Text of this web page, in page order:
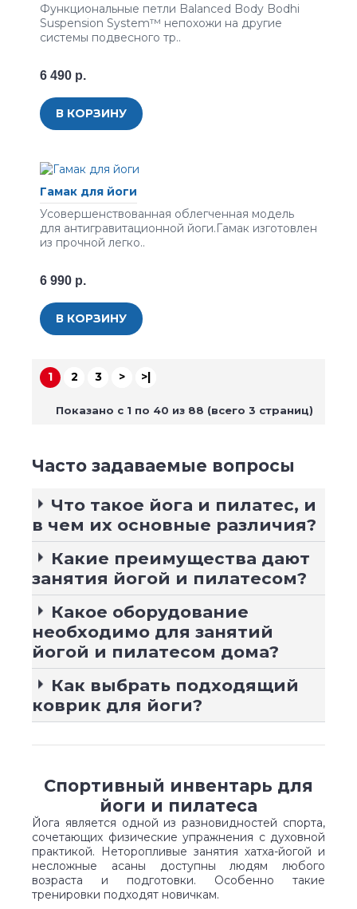
Функциональные петли Balanced Body Bodhi
Suspension System™ непохожи на другие
системы подвесного тр..
6 490 р.
В КОРЗИНУ
Гамак для йоги
Усовершенствованная облегченная модель
для антигравитационной йоги.Гамак изготовлен
из прочной легко..
6 990 р.
В КОРЗИНУ
1 2 3 > >|
Показано с 1 по 40 из 88 (всего 3 страниц)
Часто задаваемые вопросы
Что такое йога и пилатес, и
в чем их основные различия?
Какие преимущества дают
занятия йогой и пилатесом?
Какое оборудование
необходимо для занятий
йогой и пилатесом дома?
Как выбрать подходящий
коврик для йоги?
Спортивный инвентарь для
йоги и пилатеса
Йога является одной из разновидностей спорта,
сочетающих физические упражнения с духовной
практикой. Неторопливые занятия хатха-йогой и
несложные асаны доступны людям любого
возраста и подготовки. Особенно такие
тренировки подходят новичкам.